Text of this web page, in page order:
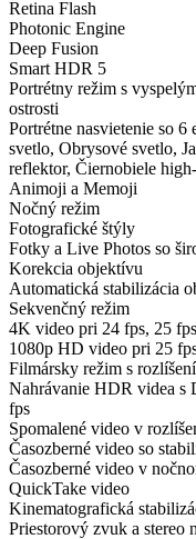
Retina Flash
Photonic Engine
Deep Fusion
Smart HDR 5
Portrétny režim s
ostrosti
Portrétne nasvietenie so
svetlo, Obrysové svetlo,
reflektor, Čiernobiele
Animoji a Memoji
Nočný režim
Fotografické štýly
Fotky a Live Photos so
Korekcia objektívu
Automatická stabilizácia
Sekvenčný režim
4K video pri 24 fps, 25
1080p HD video pri 25
Filmársky režim s
Nahrávanie HDR videa s
fps
Spomalené video v
Časozberné video so
Časozberné video v
QuickTake video
Kinematografická
Priestorový zvuk a stereo